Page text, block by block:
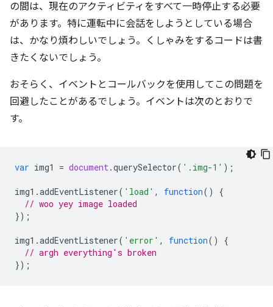
の間は、現在のアクティビティをすべて一時停止する必要
があります。特に運転中に会話をしようとしている場合
は、かなり煩わしいでしょう。くしゃみをするコードは書
きたくないでしょう。
おそらく、イベントとコールバックを使用してこの問題を
回避したことがあるでしょう。イベントは次のとおりで
す。
var img1 = document.querySelector( '.img-1' );
img1 .addEventListener( 'load' , function()
{
// woo yey image loaded
});
img1 .addEventListener( 'error' , function()
{
// argh everything's broken
});